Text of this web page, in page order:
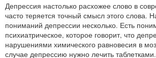
Депрессия настолько расхожее слово в
часто теряется точный смысл этого слова.
пониманий депрессии несколько. Есть
психиатрическое, которое говорит, что
нарушениями химического равновесия в
случае депрессию нужно лечить